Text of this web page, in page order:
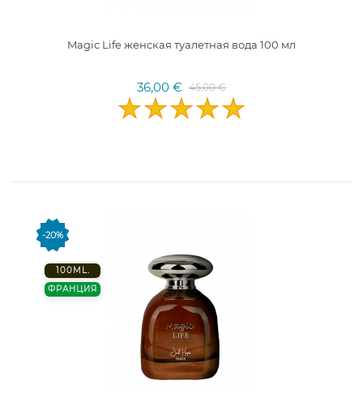
Magic Life женская туалетная вода 100 мл
36,00 € 45,00 €
-20%
100ML.
ФРАНЦИЯ